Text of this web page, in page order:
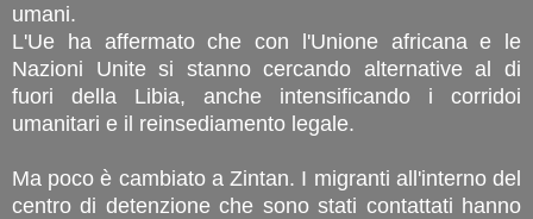
umani.
L'Ue ha affermato che con l'Unione africana e le
Nazioni Unite si stanno cercando alternative al di
fuori della Libia, anche intensificando i corridoi
umanitari e il reinsediamento legale.
Ma poco è cambiato a Zintan. I migranti all'interno del
centro di detenzione che sono stati contattati hanno